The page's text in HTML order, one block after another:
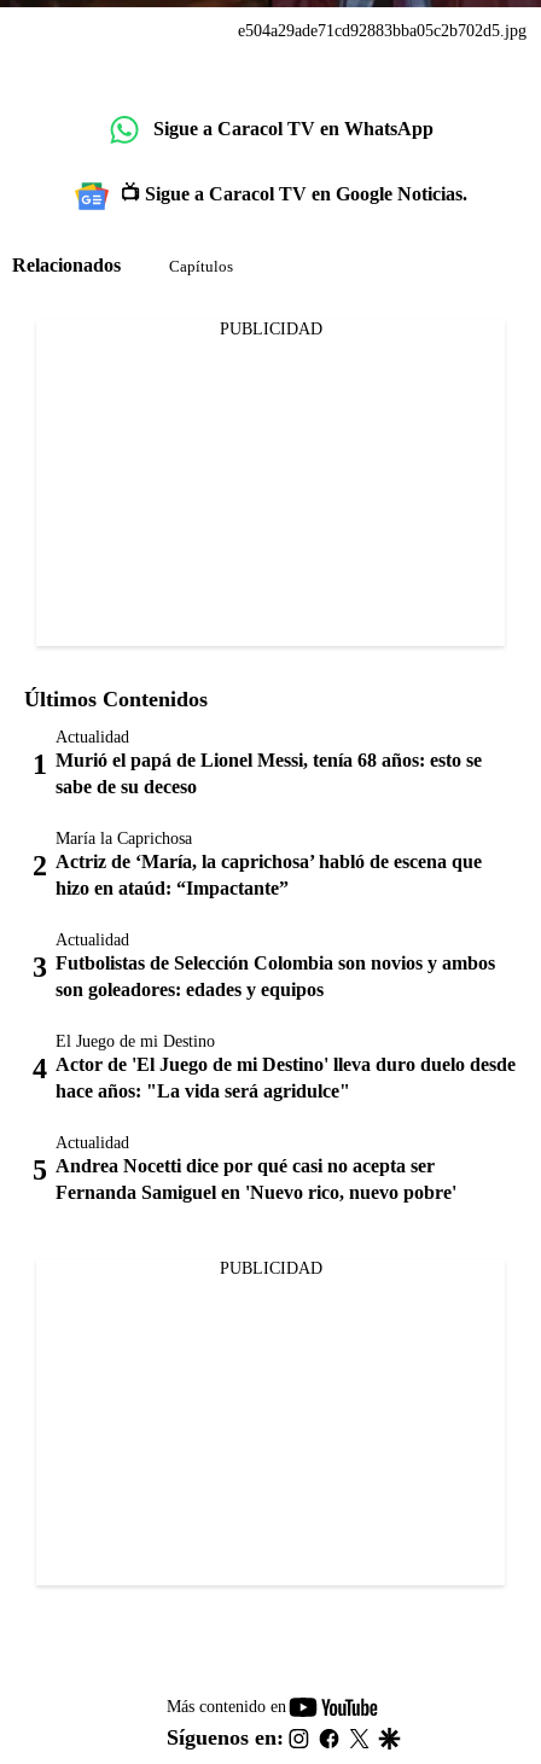
e504a29ade71cd92883bba05c2b702d5.jpg
Sigue a Caracol TV en WhatsApp
📺 Sigue a Caracol TV en Google Noticias.
Relacionados Capítulos
PUBLICIDAD
Últimos Contenidos
Actualidad
Murió el papá de Lionel Messi, tenía 68 años: esto se
sabe de su deceso
María la Caprichosa
Actriz de ‘María, la caprichosa’ habló de escena que
hizo en ataúd: “Impactante”
Actualidad
Futbolistas de Selección Colombia son novios y ambos
son goleadores: edades y equipos
El Juego de mi Destino
Actor de 'El Juego de mi Destino' lleva duro duelo desde
hace años: "La vida será agridulce"
Actualidad
Andrea Nocetti dice por qué casi no acepta ser
Fernanda Samiguel en 'Nuevo rico, nuevo pobre'
PUBLICIDAD
Más contenido en
youtube-
footer
Síguenos en: instagram
facebook
twitter